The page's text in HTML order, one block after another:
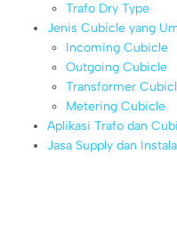
Trafo Dry Type
Jenis Cubicle yang
Incoming Cubicle
Outgoing Cubicle
Transformer
Metering Cubicle
Aplikasi Trafo dan
Jasa Supply dan